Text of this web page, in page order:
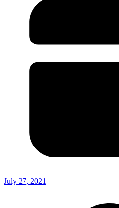
July 27, 2021